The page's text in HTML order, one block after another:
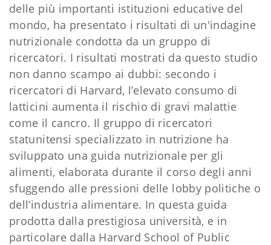
delle più importanti istituzioni educative del
mondo, ha presentato i risultati di un'indagine
nutrizionale condotta da un gruppo di
ricercatori. I risultati mostrati da questo studio
non danno scampo ai dubbi: secondo i
ricercatori di Harvard, l’elevato consumo di
latticini aumenta il rischio di gravi malattie
come il cancro. Il gruppo di ricercatori
statunitensi specializzato in nutrizione ha
sviluppato una guida nutrizionale per gli
alimenti, elaborata durante il corso degli anni
sfuggendo alle pressioni delle lobby politiche o
dell’industria alimentare. In questa guida
prodotta dalla prestigiosa università, e in
particolare dalla Harvard School of Public